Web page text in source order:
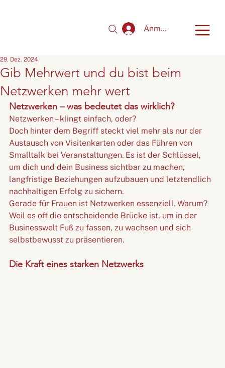
Anmelden
Gib Mehrwert und du bist beim
Netzwerken mehr wert
29. Dez. 2024
Netzwerken – was bedeutet das wirklich?
Netzwerken – klingt einfach, oder?
Doch hinter dem Begriff steckt viel mehr als nur der
Austausch von Visitenkarten oder das Führen von
Smalltalk bei Veranstaltungen. Es ist der Schlüssel,
um dich und dein Business sichtbar zu machen,
langfristige Beziehungen aufzubauen und letztendlich
nachhaltigen Erfolg zu sichern.
Gerade für Frauen ist Netzwerken essenziell. Warum?
Weil es oft die entscheidende Brücke ist, um in der
Businesswelt Fuß zu fassen, zu wachsen und sich
selbstbewusst zu präsentieren.
Die Kraft eines starken Netzwerks